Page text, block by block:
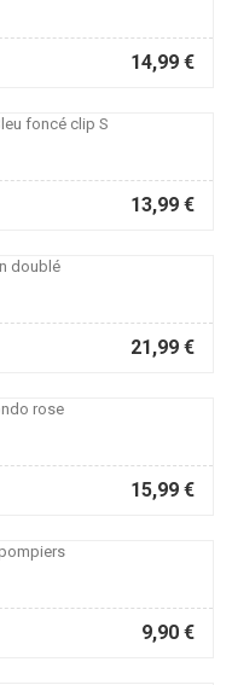
14,99 €
13,99 €
21,99 €
15,99 €
9,90 €